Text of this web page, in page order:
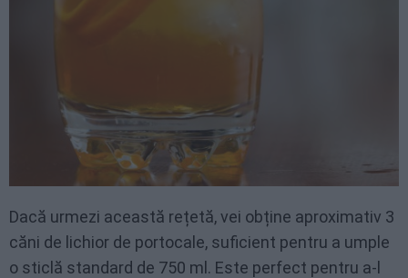
Dacă urmezi această rețetă, vei obține aproximativ 3
căni de lichior de portocale, suficient pentru a umple
o sticlă standard de 750 ml. Este perfect pentru a-l